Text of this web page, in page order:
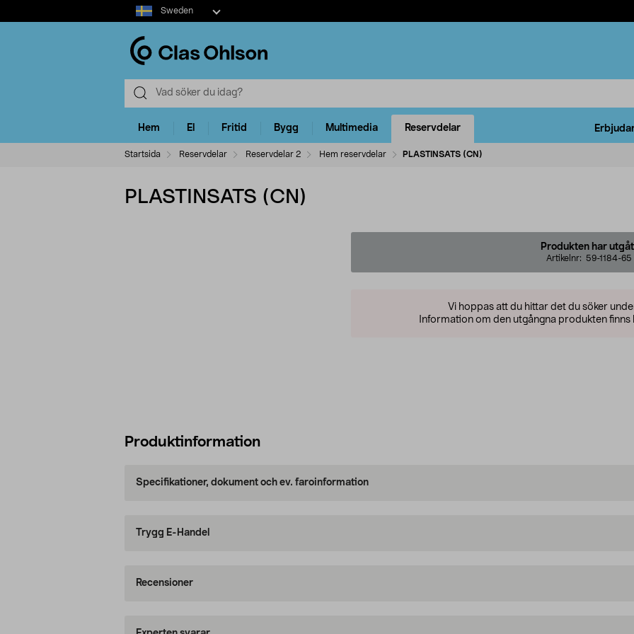
Select
market
Sweden
Hem El Fritid Bygg Multimedia Reservdelar
Startsida Reservdelar Reservdelar 2 Hem reservdelar PLASTINSATS (CN)
PLASTINSATS (CN)
Produkten har
Artikelnr: 59-1184-65
Vi hoppas att du hittar det du söker
Information om den utgångna produkten finns
Produktinformation
Specifikationer, dokument och ev. faroinformation
Trygg E-Handel
Recensioner